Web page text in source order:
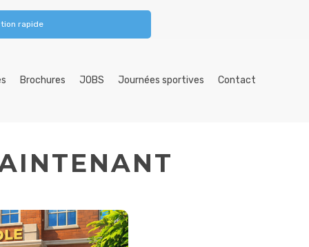
rapide
Brochures JOBS Journées sportives Contact